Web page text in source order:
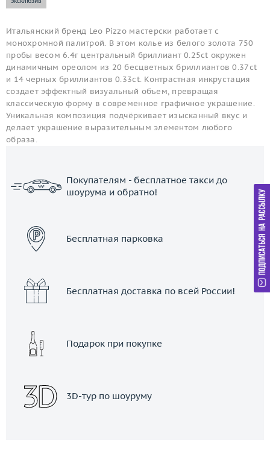
Итальянский бренд Leo Pizzo мастерски работает с
монохромной палитрой. В этом колье из белого золота 750
пробы весом 6.4г центральный бриллиант 0.25ct окружен
динамичным ореолом из 20 бесцветных бриллиантов 0.37ct
и 14 черных бриллиантов 0.33ct. Контрастная инкрустация
создает эффектный визуальный объем, превращая
классическую форму в современное графичное украшение.
Уникальная композиция подчёркивает изысканный вкус и
делает украшение выразительным элементом любого
образа.
Покупателям - бесплатное такси до
шоурума и обратно!
Бесплатная парковка
Бесплатная доставка по всей России!
Подарок при покупке
3D-тур по шоуруму